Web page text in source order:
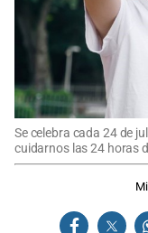
Se celebra cada 24 de
cuidarnos las 24 horas